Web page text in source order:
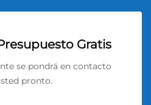
Gratis
se pondrá en contacto
pronto.